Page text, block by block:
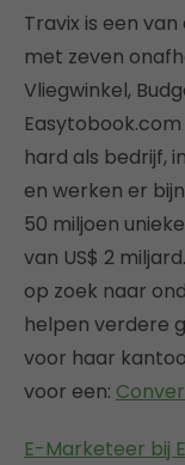
Travix is een
met zeven
Vliegwinkel,
hard als bedrijf,
en werken er
50 miljoen
van US$ 2
op zoek naar
helpen verdere
voor haar
voor een:
E-Marketeer bij